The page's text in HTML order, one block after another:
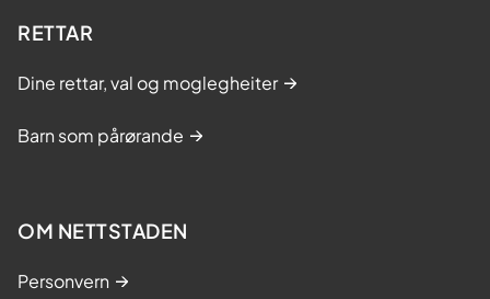
RETTAR
Dine rettar, val og moglegheiter
Barn som pårørande
OM NETTSTADEN
Personvern